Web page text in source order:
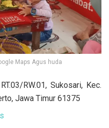
Maps Agus huda
RW.01, Sukosari, Kec.
Jawa Timur 61375